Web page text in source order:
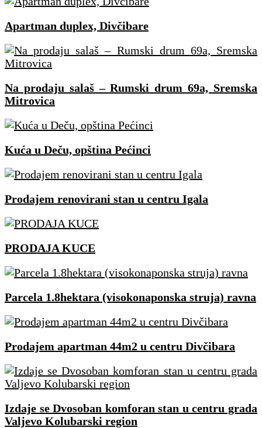
Apartman duplex, Divčibare
Na prodaju salaš – Rumski drum 69a, Sremska
Mitrovica
Kuća u Deču, opština Pećinci
Prodajem renovirani stan u centru Igala
PRODAJA KUCE
Parcela 1.8hektara (visokonaponska struja) ravna
Prodajem apartman 44m2 u centru Divčibara
Izdaje se Dvosoban komforan stan u centru grada
Valjevo Kolubarski region